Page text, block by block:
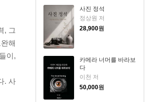
사진 정석
정상원 저
28,900원
카메라 너머를 바라보
다
이천 저
50,000원
, 그
해
이,
. 사